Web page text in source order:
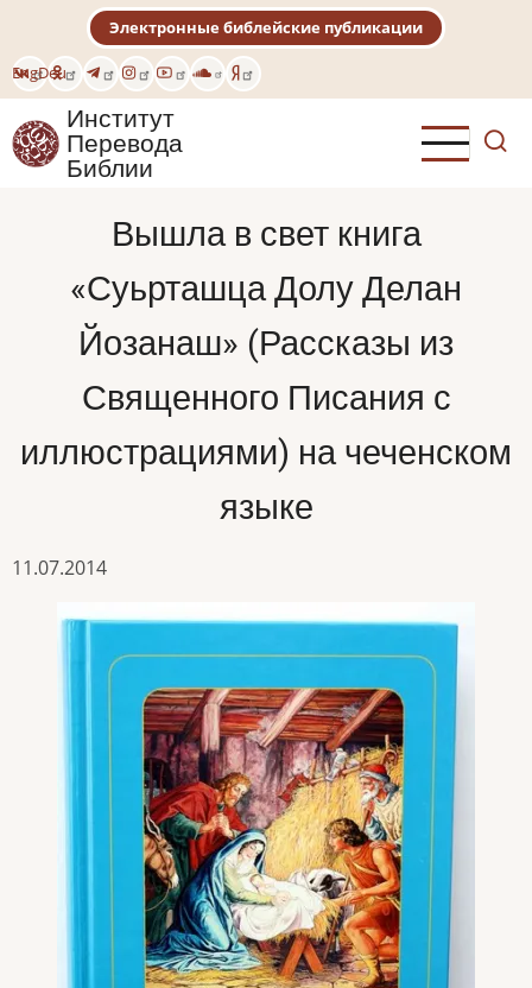
основному
содержанию
EngDeu
Электронные библейские публикации
Институт
Перевода
Библии
Вышла в свет книга
«Суьрташца Долу Делан
Йозанаш» (Рассказы из
Священного Писания с
иллюстрациями) на чеченском
языке
11.07.2014